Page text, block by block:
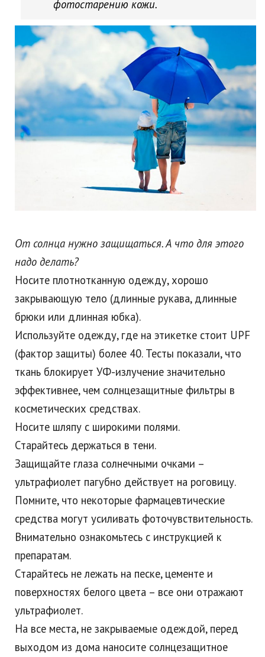
фотостарению кожи.
От солнца нужно защищаться. А что для этого
надо делать?
Носите плотнотканную одежду, хорошо
закрывающую тело (длинные рукава, длинные
брюки или длинная юбка).
Используйте одежду, где на этикетке стоит UPF
(фактор защиты) более 40. Тесты показали, что
ткань блокирует УФ-излучение значительно
эффективнее, чем солнцезащитные фильтры в
косметических средствах.
Носите шляпу с широкими полями.
Старайтесь держаться в тени.
Защищайте глаза солнечными очками –
ультрафиолет пагубно действует на роговицу.
Помните, что некоторые фармацевтические
средства могут усиливать фоточувствительность.
Внимательно ознакомьтесь с инструкцией к
препаратам.
Старайтесь не лежать на песке, цементе и
поверхностях белого цвета – все они отражают
ультрафиолет.
На все места, не закрываемые одеждой, перед
выходом из дома наносите солнцезащитное